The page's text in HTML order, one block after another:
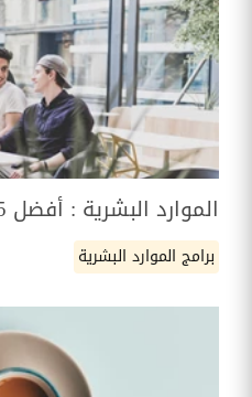
الموارد البشرية : أفضل 5 طرق للحفاظ عليها
برامج الموارد البشرية